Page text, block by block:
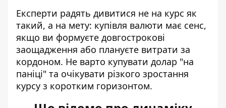
Експерти радять дивитися не на курс як
такий, а на мету: купівля валюти має сенс,
якщо ви формуєте довгострокові
заощадження або плануєте витрати за
кордоном. Не варто купувати долар "на
паніці" та очікувати різкого зростання
курсу з коротким горизонтом.